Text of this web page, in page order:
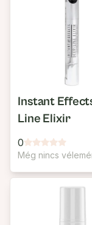
Instant
Line Elixir
0
Még nincs